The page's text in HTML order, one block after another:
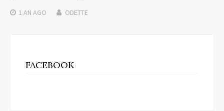
1 AN AGO ODETTE
FACEBOOK